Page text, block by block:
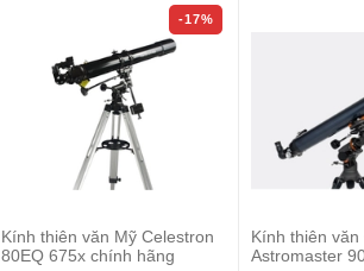
-17%
Kính thiên văn Mỹ Celestron
80EQ 675x chính hãng
Kính thiên văn
Astromaster